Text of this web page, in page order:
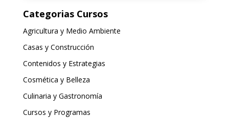
Categorias Cursos
Agricultura y Medio Ambiente
Casas y Construcción
Contenidos y Estrategias
Cosmética y Belleza
Culinaria y Gastronomía
Cursos y Programas